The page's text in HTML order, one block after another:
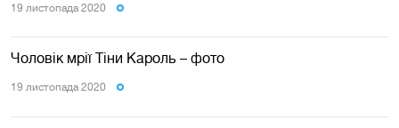
19 листопада 2020
Чоловік мрії Тіни Кароль – фото
19 листопада 2020